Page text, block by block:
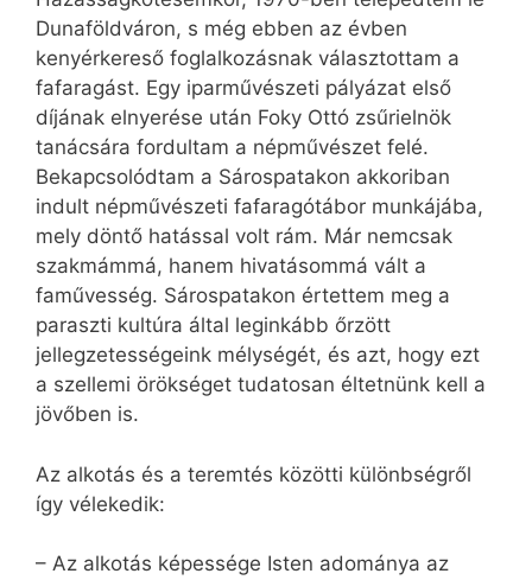
Dunaföldváron, s még ebben az évben
kenyérkereső foglalkozásnak választottam a
fafaragást. Egy iparművészeti pályázat első
díjának elnyerése után Foky Ottó zsűrielnök
tanácsára fordultam a népművészet felé.
Bekapcsolódtam a Sárospatakon akkoriban
indult népművészeti fafaragótábor munkájába,
mely döntő hatással volt rám. Már nemcsak
szakmámmá, hanem hivatásommá vált a
faművesség. Sárospatakon értettem meg a
paraszti kultúra által leginkább őrzött
jellegzetességeink mélységét, és azt, hogy ezt
a szellemi örökséget tudatosan éltetnünk kell a
jövőben is.
Az alkotás és a teremtés közötti különbségről
így vélekedik:
– Az alkotás képessége Isten adománya az